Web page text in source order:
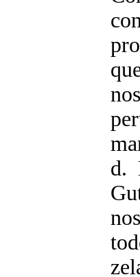
d.